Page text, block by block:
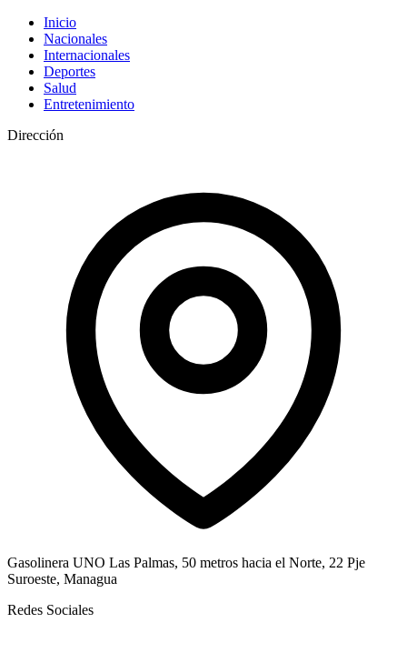
Inicio
Nacionales
Internacionales
Deportes
Salud
Entretenimiento
Dirección
Gasolinera UNO Las Palmas, 50 metros hacia el Norte, 22 Pje
Suroeste, Managua
Redes Sociales